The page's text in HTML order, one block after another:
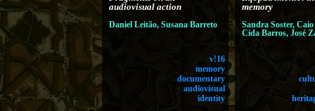
audiovisual action
Daniel Leitão, Susana Barreto
v!16
memory
documentary
audiovisual
identity
memory
Sandra Soster,
Cida Barros, José